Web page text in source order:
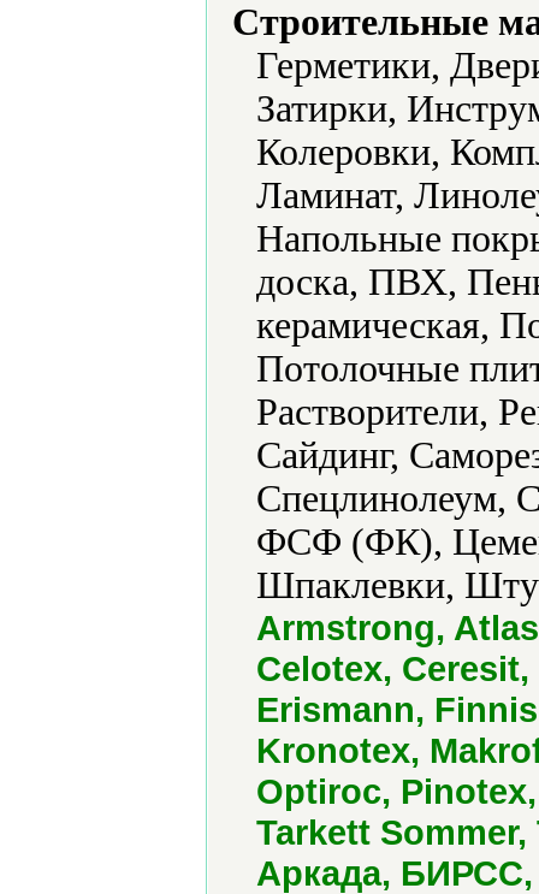
Строительные
Герметики,
Затирки,
Колеровки,
Ламинат,
Напольные
доска, ПВХ,
керамическая,
Потолочные
Растворители,
Сайдинг,
Спецлинолеум,
ФСФ (ФК),
Шпаклевки,
Armstrong,
Celotex,
Erismann,
Kronotex,
Optiroc,
Tarkett
Аркада, БИРСС,